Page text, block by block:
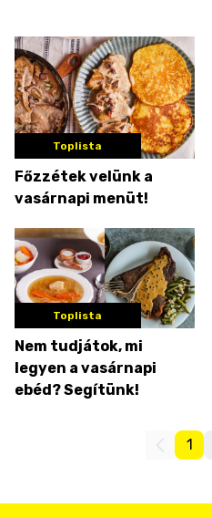
Toplista
Főzzétek velünk a
vasárnapi menüt!
Toplista
Nem tudjátok, mi
legyen a vasárnapi
ebéd? Segítünk!
1